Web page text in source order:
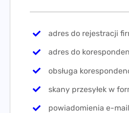
adres do rejestracji
adres do
obsługa
skany przesyłek w
powiadomienia e-mail